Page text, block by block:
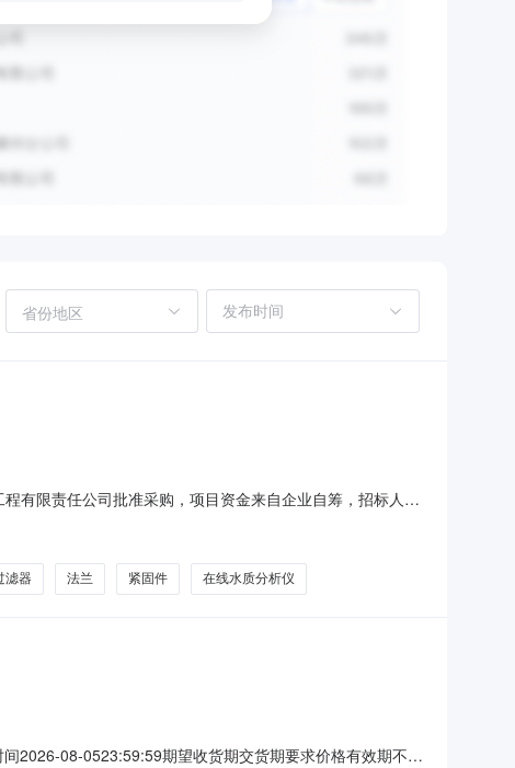
省份地区
有限责任公司批准采购，项目资金来自企业自筹，招标人为
采购32.紧固件、法兰采购33.哈夫节、橡胶垫片、
滤器 法兰 紧固件 在线水质分析仪
2026-08-0523:59:59期望收货期交货期要求价格有效期不限